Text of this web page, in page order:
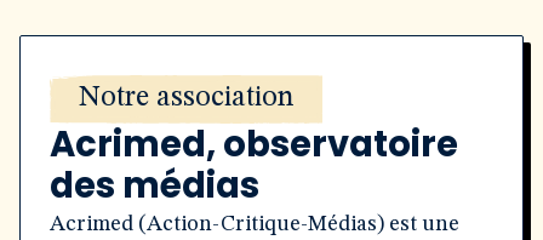
Notre association
Acrimed, observatoire
des médias
Acrimed (Action-Critique-Médias) est une